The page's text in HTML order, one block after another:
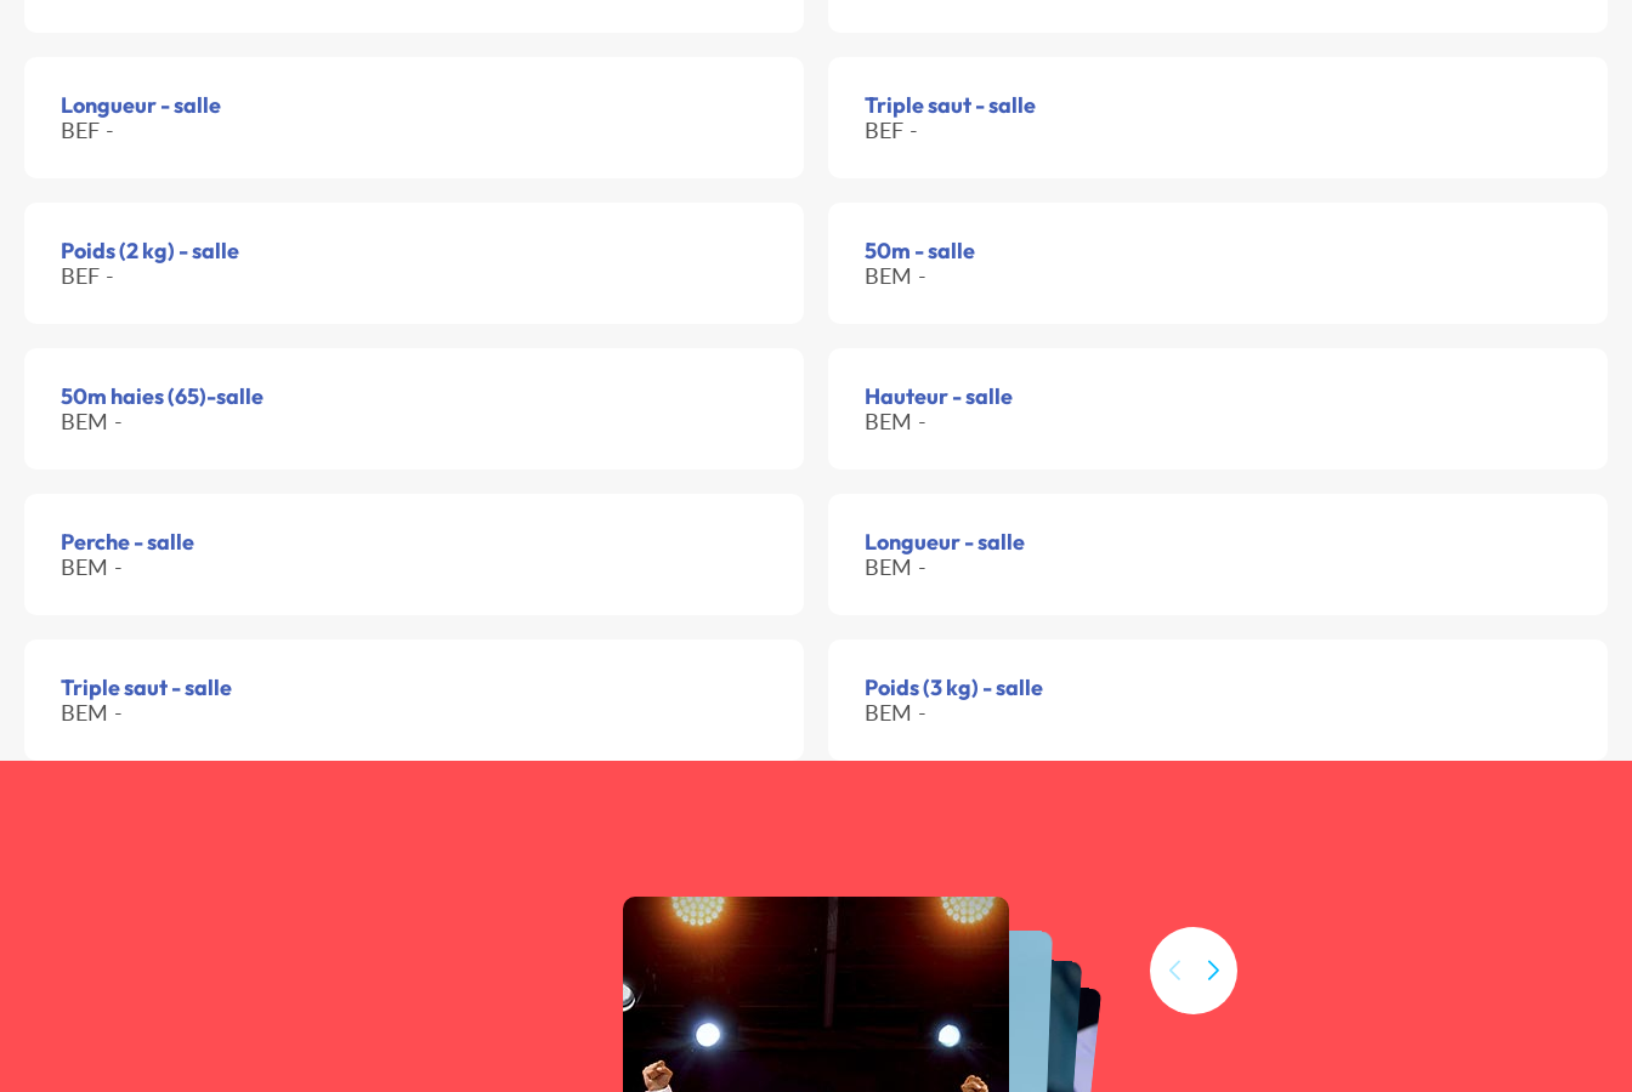
Longueur - salle
BEF -
Triple saut - salle
BEF -
Poids (2 kg) - salle
BEF -
50m - salle
BEM -
50m haies (65)-salle
BEM -
Hauteur - salle
BEM -
Perche - salle
BEM -
Longueur - salle
BEM -
Triple saut - salle
BEM -
Poids (3 kg) - salle
BEM -